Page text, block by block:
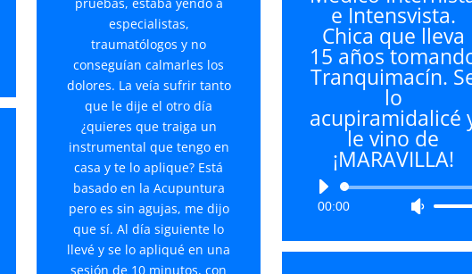
especialistas,
traumatólogos y no
conseguían calmarles los
dolores. La veía sufrir tanto
que le dije el otro día
¿quieres que traiga un
instrumental que tengo en
casa y te lo aplique? Está
basado en la Acupuntura
pero es sin agujas, me dijo
que sí. Al día siguiente lo
llevé y se lo apliqué en una
sesión de 10 minutos, con
para
o
e Intensvista.
Chica que lleva
15 años
Tranquimacín.
lo
acupiramidalicé
le vino de
¡MARAVILLA!
Reproductor
00:00
Utiliza